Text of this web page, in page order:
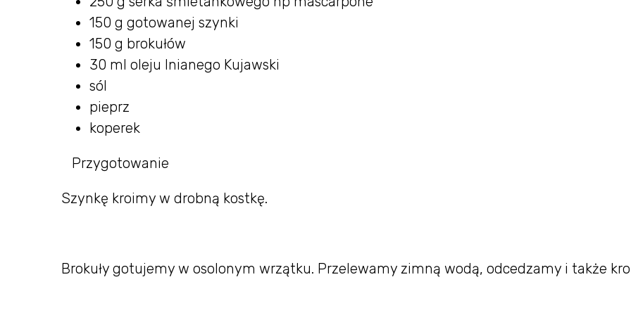
150 g gotowanej szynki
150 g brokułów
30 ml oleju lnianego Kujawski
sól
pieprz
koperek
Przygotowanie
Szynkę kroimy w drobną kostkę.
Brokuły gotujemy w osolonym wrzątku. Przelewamy zimną wodą, odcedzamy i także